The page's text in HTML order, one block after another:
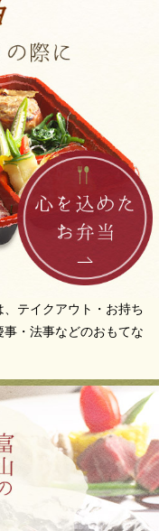
テイクアウト・お持ち
・法事などのおもてな